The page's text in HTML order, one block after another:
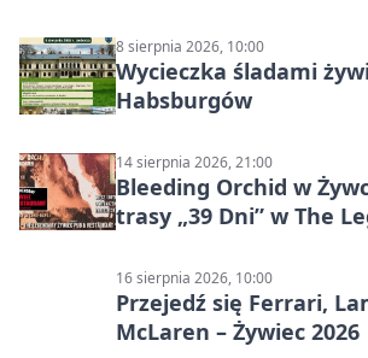
8 sierpnia 2026, 10:00
Wycieczka śladami
Habsburgów
14 sierpnia 2026, 21:00
Bleeding Orchid w
trasy „39 Dni” w The
16 sierpnia 2026, 10:00
Przejedź się Ferrari,
McLaren – Żywiec 2026